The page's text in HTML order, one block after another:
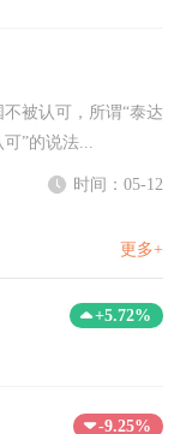
被认可，所谓“泰达
”的说法...
时间：05-12
更多+
+5.72%
-9.25%